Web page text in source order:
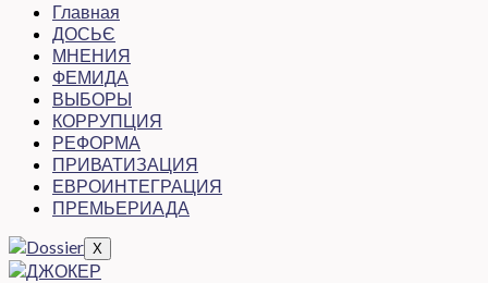
Главная
ДОСЬЄ
МНЕНИЯ
ФЕМИДА
ВЫБОРЫ
КОРРУПЦИЯ
РЕФОРМА
ПРИВАТИЗАЦИЯ
ЕВРОИНТЕГРАЦИЯ
ПРЕМЬЕРИАДА
X